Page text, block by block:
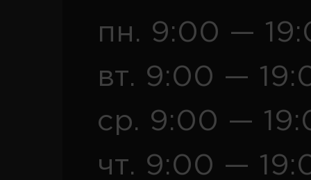
пн. 9:00 —
вт. 9:00 —
ср. 9:00 —
чт. 9:00 —